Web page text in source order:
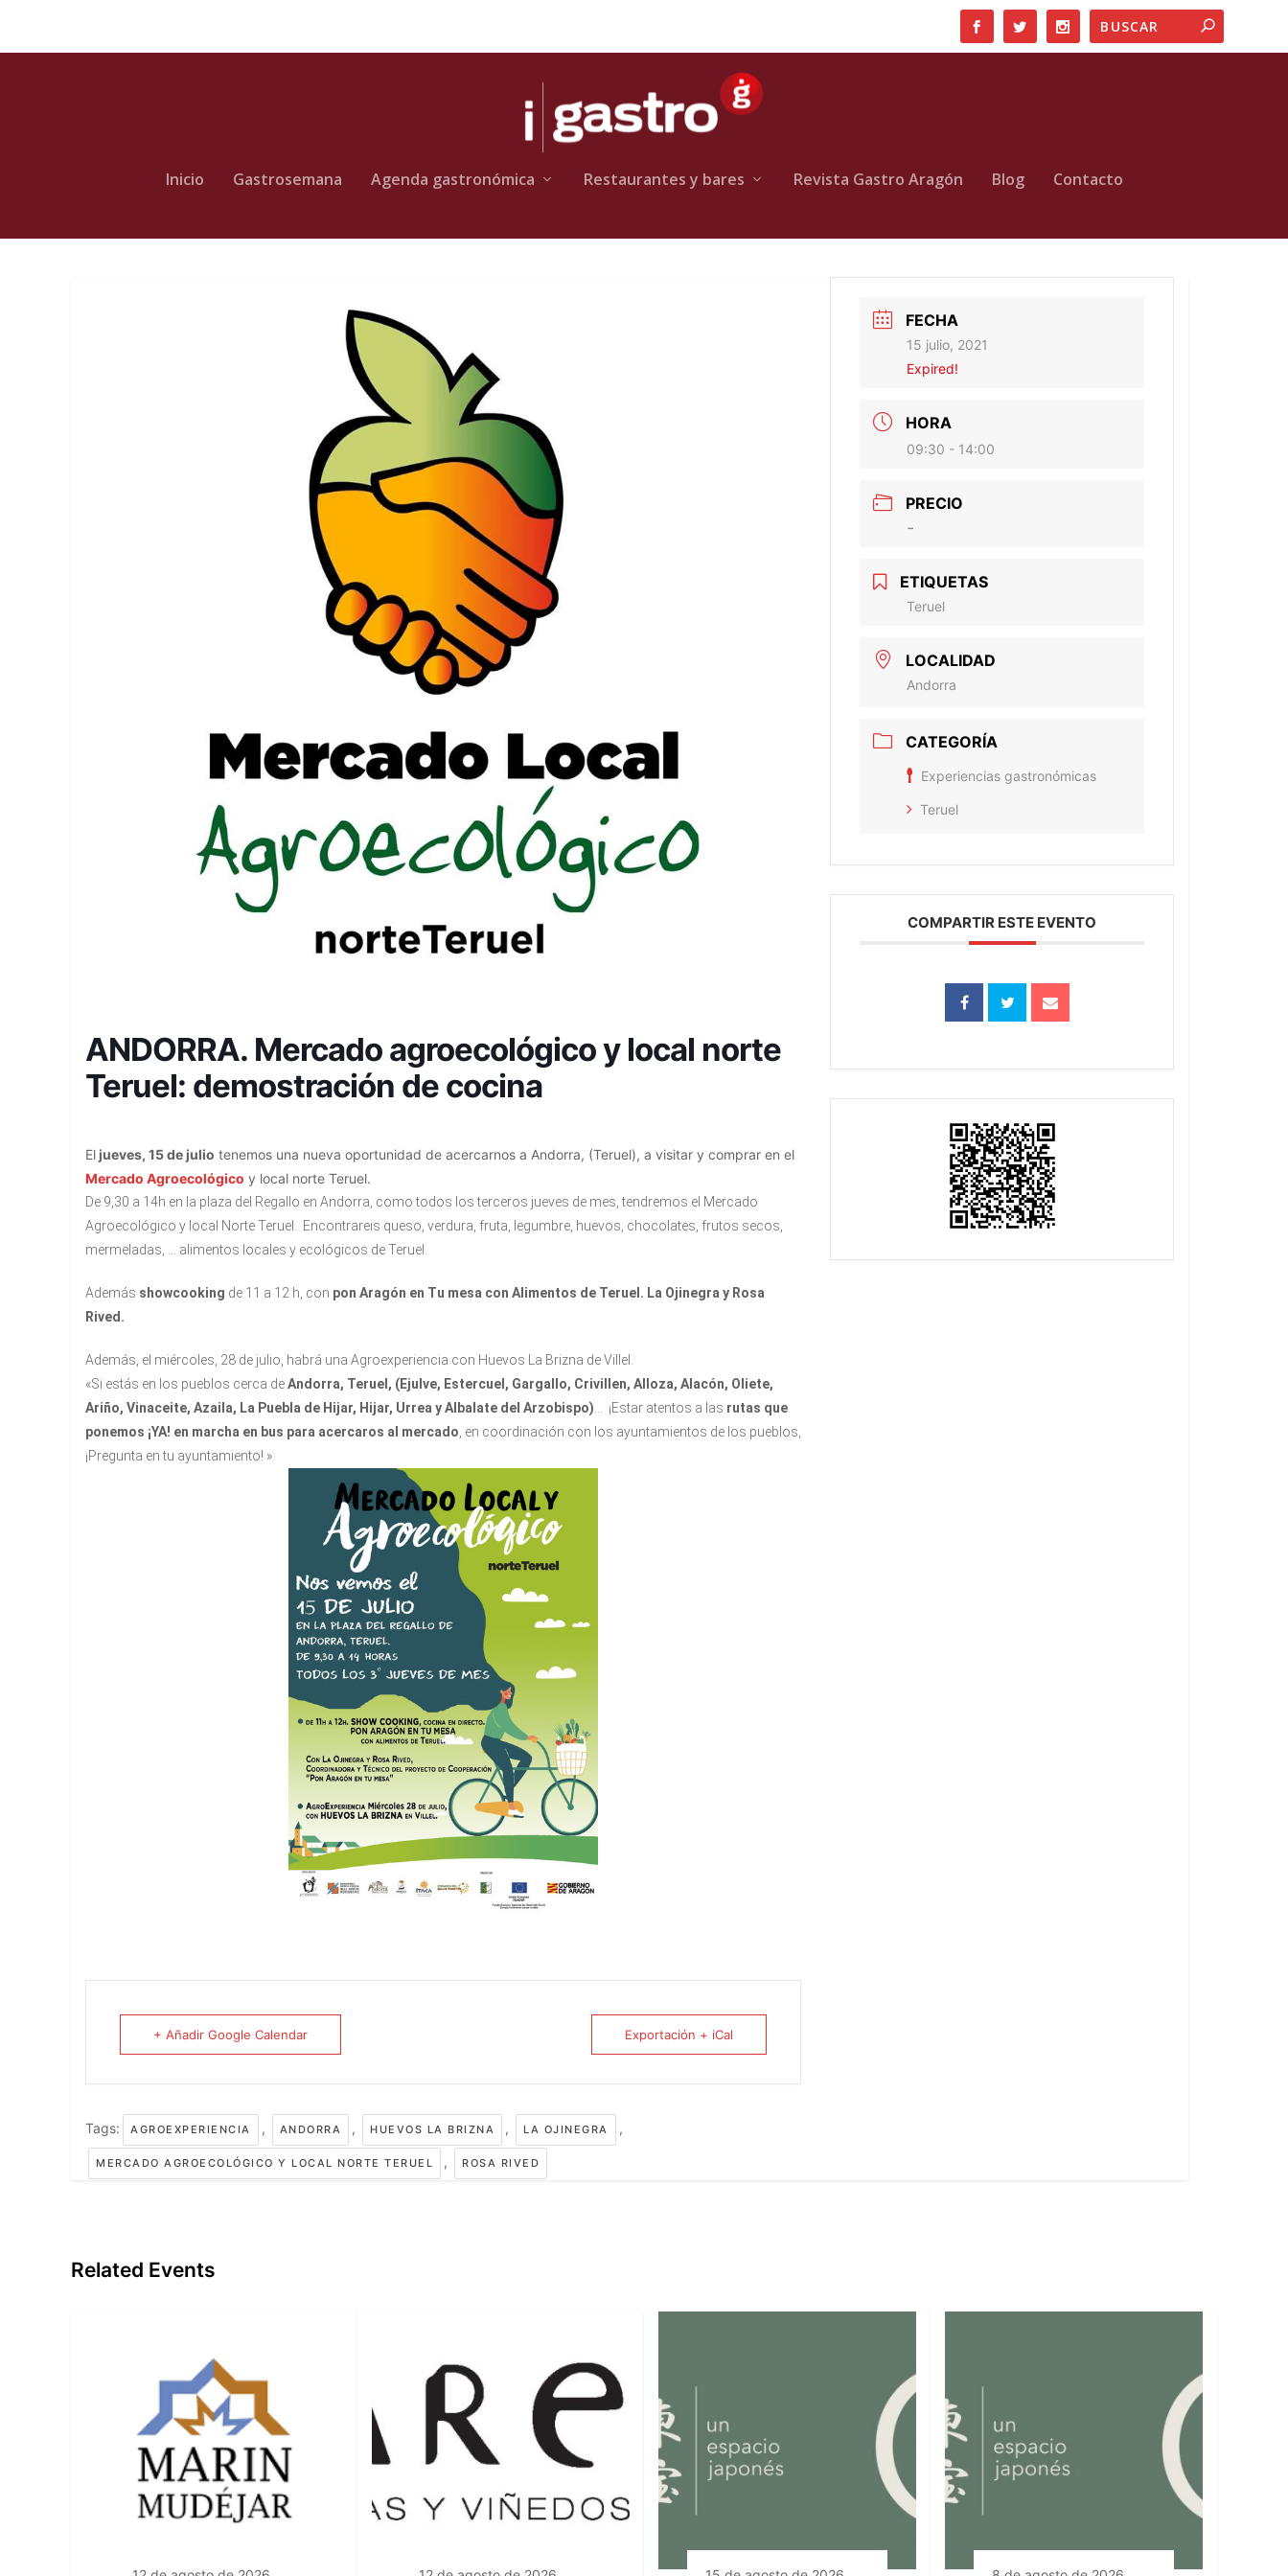
Inicio Gastrosemana Agenda gastronómica Restaurantes y bares Revista Gastro Aragón Blog Contacto
ANDORRA. Mercado agroecológico y local norte
Teruel: demostración de cocina
Eljueves, 15 de julio tenemos una nueva oportunidad de acercarnos a Andorra, (Teruel), a visitar y comprar en el
Mercado Agroecológico y local norte Teruel.
De 9,30 a 14h en la plaza del Regallo en Andorra, como todos los terceros jueves de mes, tendremos el Mercado
Agroecológico y local Norte Teruel. Encontrareis queso, verdura, fruta, legumbre, huevos, chocolates, frutos secos,
mermeladas, … alimentos locales y ecológicos de Teruel.
Además showcooking de 11 a 12 h, con pon Aragón en Tu mesa con Alimentos de Teruel. La Ojinegra y Rosa
Rived.
Además, el miércoles, 28 de julio, habrá una Agroexperiencia con Huevos La Brizna de Villel.
«Si estás en los pueblos cerca deAndorra, Teruel, (Ejulve, Estercuel, Gargallo, Crivillen, Alloza, Alacón, Oliete,
Ariño, Vinaceite, Azaila, La Puebla de Hijar, Hijar, Urrea y Albalate del Arzobispo)… ¡Estar atentos a las rutas que
ponemos ¡YA! en marcha en bus para acercaros al mercado, en coordinación con los ayuntamientos de los pueblos,
¡Pregunta en tu ayuntamiento! »
+ Añadir Google Calendar Exportación + iCal
Tags: AGROEXPERIENCIA , ANDORRA , HUEVOS LA BRIZNA , LA OJINEGRA ,
MERCADO AGROECOLÓGICO Y LOCAL NORTE TERUEL , ROSA RIVED
FECHA
15 julio, 2021
Expired!
HORA
09:30 - 14:00
PRECIO
-
ETIQUETAS
Teruel
LOCALIDAD
Andorra
CATEGORÍA
Experiencias gastronómicas
Teruel
COMPARTIR ESTE EVENTO
Related Events